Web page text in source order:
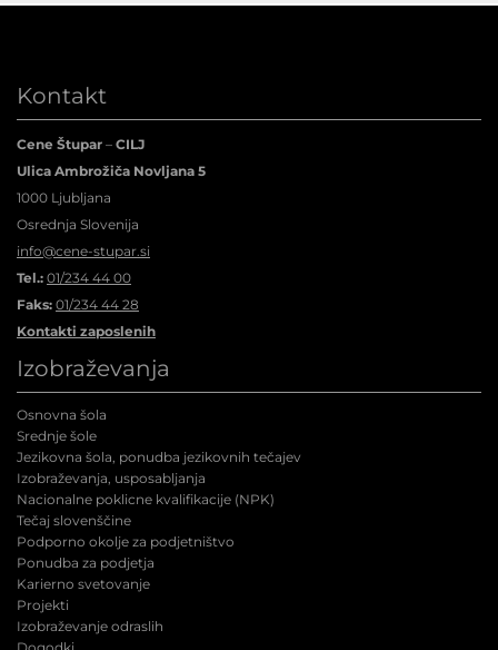
Kontakt
Cene Štupar – CILJ
Ulica Ambrožiča Novljana 5
1000 Ljubljana
Osrednja Slovenija
info@cene-stupar.si
Tel.: 01/234 44 00
Faks: 01/234 44 28
Kontakti zaposlenih
Izobraževanja
Osnovna šola
Srednje šole
Jezikovna šola, ponudba jezikovnih tečajev
Izobraževanja, usposabljanja
Nacionalne poklicne kvalifikacije (NPK)
Tečaj slovenščine
Podporno okolje za podjetništvo
Ponudba za podjetja
Karierno svetovanje
Projekti
Izobraževanje odraslih